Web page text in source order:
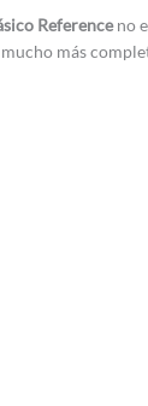
Referenceno
más